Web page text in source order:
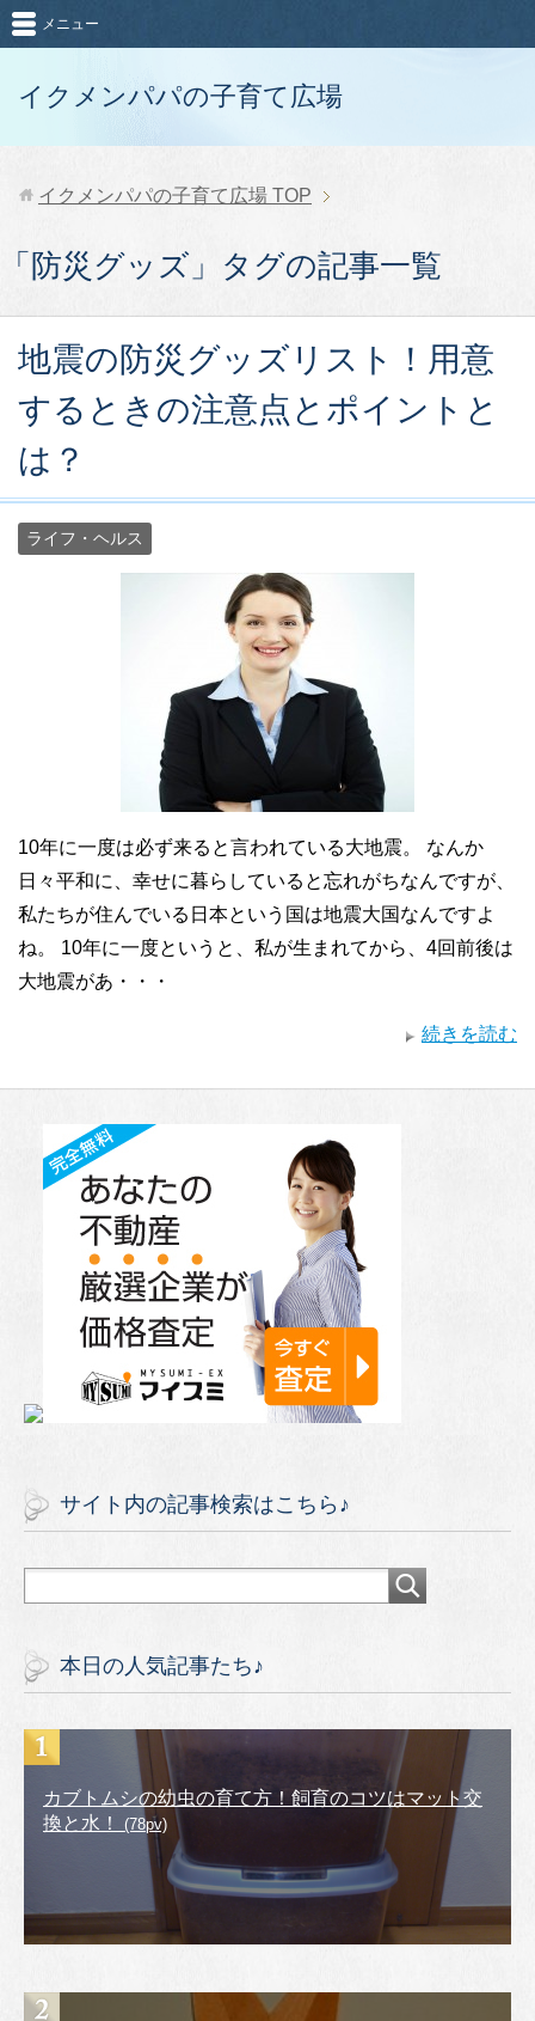
イクメンパパの子育て広場
メニュー
イクメンパパの子育て広場 TOP
「防災グッズ」タグの記事一覧
地震の防災グッズリスト！用意
するときの注意点とポイントと
は？
ライフ・ヘルス
10年に一度は必ず来ると言われている大地震。 なんか
日々平和に、幸せに暮らしていると忘れがちなんですが、
私たちが住んでいる日本という国は地震大国なんですよ
ね。 10年に一度というと、私が生まれてから、4回前後は
大地震があ・・・
続きを読む
サイト内の記事検索はこちら♪
本日の人気記事たち♪
カブトムシの幼虫の育て方！飼育のコツはマット交
換と水！
(78pv)